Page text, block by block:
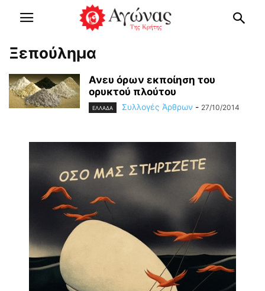
Ξεπούλημα
Ανευ όρων εκποίηση του
ορυκτού πλούτου
ΕΛΛΑΔΑ Συλλογές Άρθρων - 27/10/2014